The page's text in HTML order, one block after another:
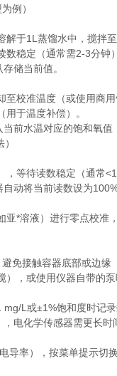
例）
于1L蒸馏水中，搅拌
稳定（通常需2-3分钟
储当前值。
校准温度（或使用商用
于温度补偿）。
前水温对应的饱和氧值
等待读数稳定（通常
动将当前读数设为
*溶液）进行零点校准
接触容器底部或边缘
，或使用仪器自带的泵
L或±1%饱和度时记
电化学传感器需更长时
率），按菜单提示切